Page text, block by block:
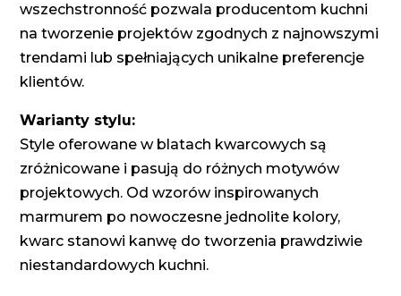
wszechstronność pozwala producentom kuchni
na tworzenie projektów zgodnych z najnowszymi
trendami lub spełniających unikalne preferencje
klientów.
Warianty stylu:
Style oferowane w blatach kwarcowych są
zróżnicowane i pasują do różnych motywów
projektowych. Od wzorów inspirowanych
marmurem po nowoczesne jednolite kolory,
kwarc stanowi kanwę do tworzenia prawdziwie
niestandardowych kuchni.